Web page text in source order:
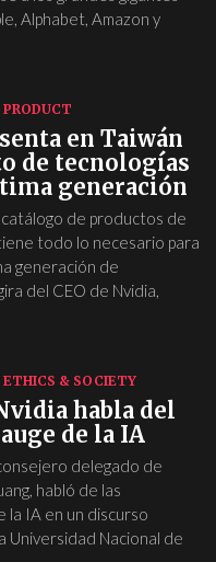
Alphabet, Amazon y
PRODUCT
en Taiwán
de tecnologías
generación
de productos de
todo lo necesario para
generación de
del CEO de Nvidia,
ETHICS & SOCIETY
habla del
de la IA
delegado de
habló de las
la IA en un discurso
Universidad Nacional de